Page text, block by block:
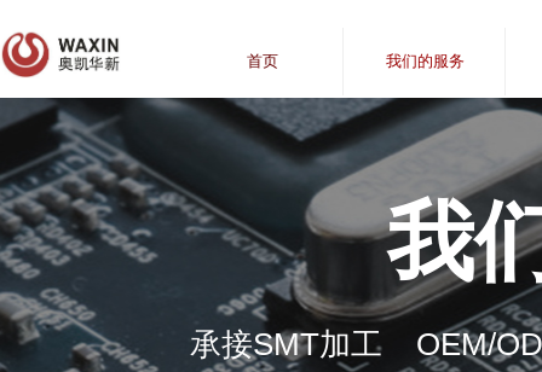
首页 我们的服务
承接SMT加工 OEM/
我